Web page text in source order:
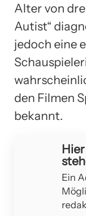
Alter von
Autist“
jedoch eine
den Filmen
bekannt.
Ein